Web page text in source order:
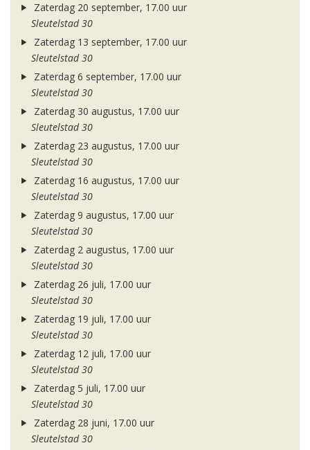
Zaterdag 20 september, 17.00 uur
Sleutelstad 30
Zaterdag 13 september, 17.00 uur
Sleutelstad 30
Zaterdag 6 september, 17.00 uur
Sleutelstad 30
Zaterdag 30 augustus, 17.00 uur
Sleutelstad 30
Zaterdag 23 augustus, 17.00 uur
Sleutelstad 30
Zaterdag 16 augustus, 17.00 uur
Sleutelstad 30
Zaterdag 9 augustus, 17.00 uur
Sleutelstad 30
Zaterdag 2 augustus, 17.00 uur
Sleutelstad 30
Zaterdag 26 juli, 17.00 uur
Sleutelstad 30
Zaterdag 19 juli, 17.00 uur
Sleutelstad 30
Zaterdag 12 juli, 17.00 uur
Sleutelstad 30
Zaterdag 5 juli, 17.00 uur
Sleutelstad 30
Zaterdag 28 juni, 17.00 uur
Sleutelstad 30